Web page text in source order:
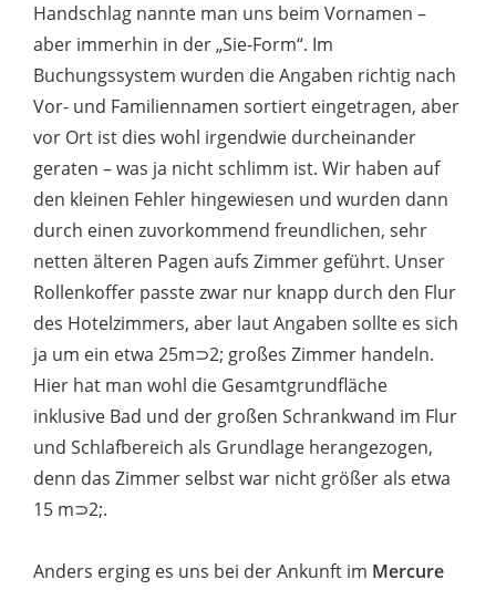
Handschlag nannte man uns beim Vornamen –
aber immerhin in der „Sie-Form“. Im
Buchungssystem wurden die Angaben richtig nach
Vor- und Familiennamen sortiert eingetragen, aber
vor Ort ist dies wohl irgendwie durcheinander
geraten – was ja nicht schlimm ist. Wir haben auf
den kleinen Fehler hingewiesen und wurden dann
durch einen zuvorkommend freundlichen, sehr
netten älteren Pagen aufs Zimmer geführt. Unser
Rollenkoffer passte zwar nur knapp durch den Flur
des Hotelzimmers, aber laut Angaben sollte es sich
ja um ein etwa 25m⊃2; großes Zimmer handeln.
Hier hat man wohl die Gesamtgrundfläche
inklusive Bad und der großen Schrankwand im Flur
und Schlafbereich als Grundlage herangezogen,
denn das Zimmer selbst war nicht größer als etwa
15 m⊃2;.
Anders erging es uns bei der Ankunft im Mercure